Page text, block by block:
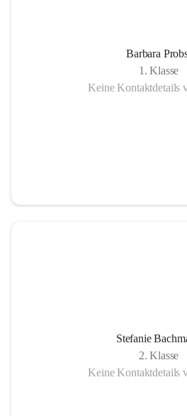
Barbara
1. Klasse
Keine Kontaktdetails
Stefanie
2. Klasse
Keine Kontaktdetails